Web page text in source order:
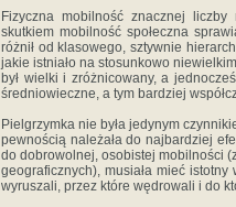
Fizyczna mobilność znacznej
skutkiem mobilność społeczna
różnił od klasowego, sztywnie
jakie istniało na stosunkowo
był wielki i zróżnicowany, a
średniowieczne, a tym bardziej
Pielgrzymka nie była jedynym
pewnością należała do najbardziej
do dobrowolnej, osobistej mobilności
geograficznych), musiała mieć
wyruszali, przez które wędrowali i do